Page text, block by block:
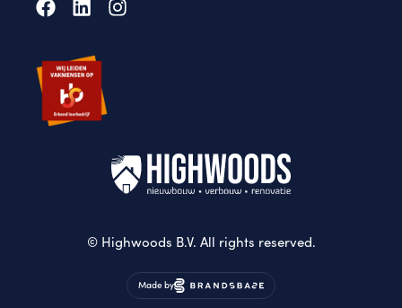
© Highwoods B.V. All rights reserved.
Made by